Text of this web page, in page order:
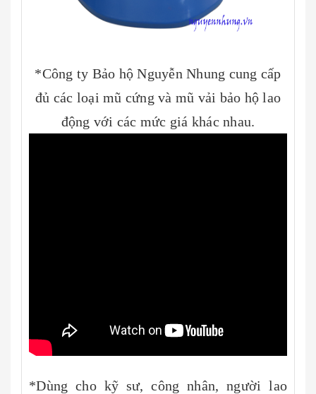
*Công ty Bảo hộ Nguyễn Nhung cung cấp
đủ các loại mũ cứng và mũ vải bảo hộ lao
động với các mức giá khác nhau.
*Dùng cho kỹ sư, công nhân, người lao